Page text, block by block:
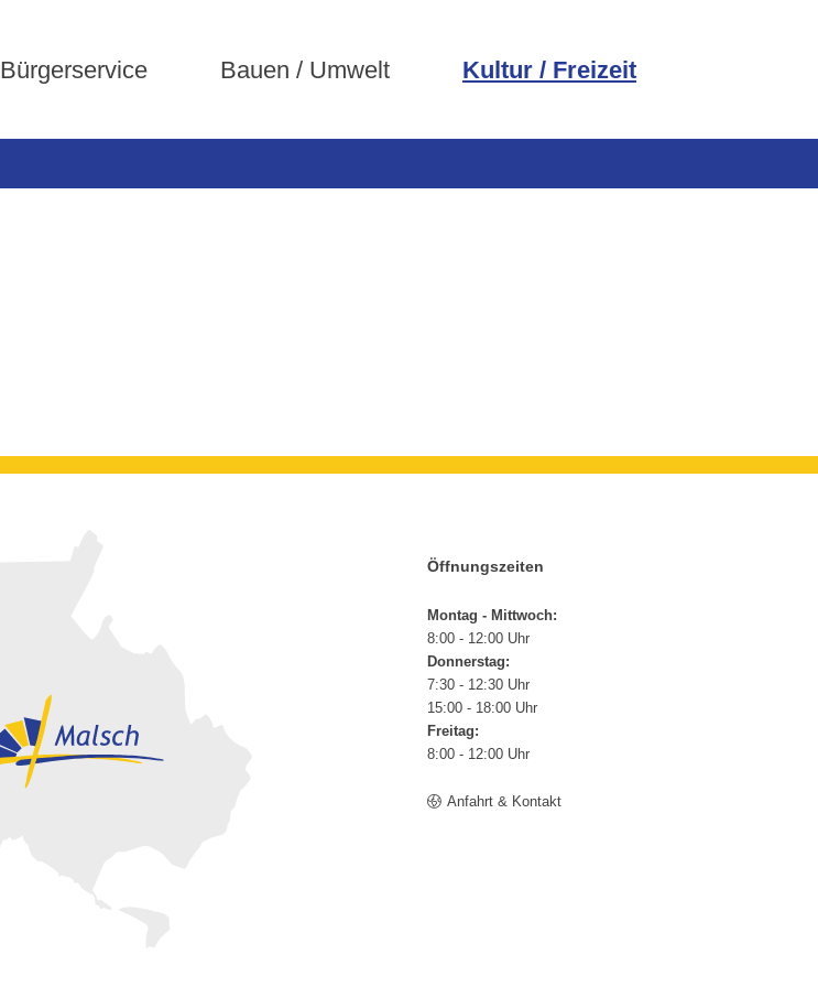
Bürgerservice Bauen / Umwelt Kultur / Freizeit
Öffnungszeiten
Montag - Mittwoch:
8:00 - 12:00 Uhr
Donnerstag:
7:30 - 12:30 Uhr
15:00 - 18:00 Uhr
Freitag:
8:00 - 12:00 Uhr
Anfahrt & Kontakt